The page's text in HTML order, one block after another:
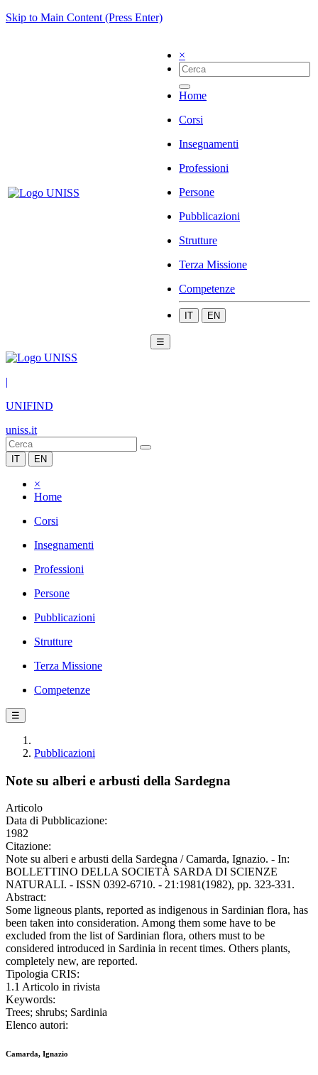
Skip to Main Content (Press Enter)
×
Home
Corsi
Insegnamenti
Professioni
Persone
Pubblicazioni
Strutture
Terza Missione
Competenze
IT EN
☰
|
UNIFIND
uniss.it
IT EN
×
Home
Corsi
Insegnamenti
Professioni
Persone
Pubblicazioni
Strutture
Terza Missione
Competenze
☰
Pubblicazioni
Note su alberi e arbusti della Sardegna
Articolo
Data di Pubblicazione:
1982
Citazione:
Note su alberi e arbusti della Sardegna / Camarda, Ignazio. - In:
BOLLETTINO DELLA SOCIETÀ SARDA DI SCIENZE
NATURALI. - ISSN 0392-6710. - 21:1981(1982), pp. 323-331.
Abstract:
Some ligneous plants, reported as indigenous in Sardinian flora, has
been taken into consideration. Among them some have to be
excluded from the list of Sardinian flora, others must to be
considered introduced in Sardinia in recent times. Others plants,
completely new, are reported.
Tipologia CRIS:
1.1 Articolo in rivista
Keywords:
Trees; shrubs; Sardinia
Elenco autori:
Camarda, Ignazio